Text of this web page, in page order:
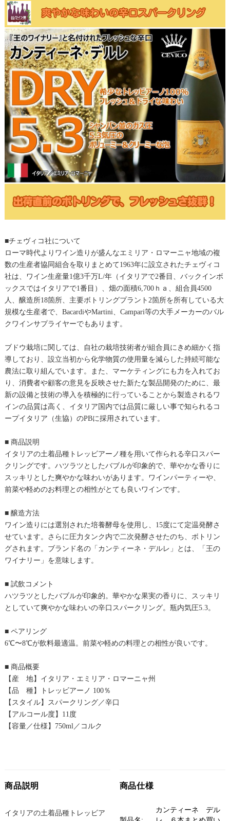
■チェヴィコ社について
ローマ時代よりワイン造りが盛んなエミリア・ロマーニャ地域の複
数の生産者協同組合を取りまとめて1963年に設立されたチェヴィコ
社は、ワイン生産量1億3千万L/年（イタリアで2番目、バックインボ
ックスではイタリアで1番目）、畑の面積6,700ｈａ、組合員4500
人、醸造所18箇所、主要ボトリングプラント2箇所を所有している大
規模な生産者で、BacardiやMartini、Campari等の大手メーカーのバル
クワインサプライヤーでもあります。
ブドウ栽培に関しては、自社の栽培技術者が組合員にきめ細かく指
導しており、設立当初から化学物質の使用量を減らした持続可能な
農法に取り組んでいます。また、マーケティングにも力を入れてお
り、消費者や顧客の意見を反映させた新たな製品開発のために、最
新の設備と技術の導入を積極的に行っていることから製造されるワ
インの品質は高く、イタリア国内では品質に厳しい事で知られるコ
ープイタリア（生協）のPBに採用されています。
■ 商品説明
イタリアの土着品種トレッビアーノ種を用いて作られる辛口スパー
クリングです。ハツラツとしたバブルが印象的で、華やかな香りに
スッキリとした爽やかな味わいがあります。ワインパーティーや、
前菜や軽めのお料理との相性がとても良いワインです。
■ 醸造方法
ワイン造りには選別された培養酵母を使用し、15度にて定温発酵さ
せています。さらに圧力タンク内で二次発酵させたのち、ボトリン
グされます。ブランド名の「カンティーネ・デルレ」とは、「王の
ワイナリー」を意味します。
■ 試飲コメント
ハツラツとしたバブルが印象的。華やかな果実の香りに、スッキリ
としていて爽やかな味わいの辛口スパークリング。瓶内気圧5.3。
■ ペアリング
6℃〜8℃が飲料最適温。前菜や軽めの料理との相性が良いです。
■ 商品概要
【産 地】イタリア・エミリア・ロマーニャ州
【品 種】トレッビアーノ 100％
【スタイル】スパークリング／辛口
【アルコール度】11度
【容量／仕様】750ml／コルク
商品説明
イタリアの土着品種トレッビア
商品仕様
カンティーネ デル